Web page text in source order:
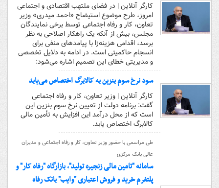
کارگر آنلاین | در فضای ملتهب اقتصادی و اجتماعی
امروز، طرح موضوع استیضاح «احمد میدری» وزیر
تعاون، کار و رفاه اجتماعی توسط برخی نمایندگان
مجلس، بیش از آنکه یک راهکار اصلاحی به نظر
برسد، اقدامی هزینه‌زا با پیامدهای منفی برای
انسجام حاکمیتی است. در ادامه به دلایل تخصصی
و مدیریتی خطای این تصمیم اشاره می‌شود:
سود نرخ سوم بنزین به کالابرگ اختصاص می‌یابد
کارگر آنلاین | وزیر تعاون، کار و رفاه اجتماعی
گفت: برنامه دولت از تعیین نرخ سوم بنزین این
است که از محل درآمد این افزایش به تأمین مالی
کالابرگ اختصاص یابد.
طی مراسمی با حضور وزیر تعاون، کار و رفاه اجتماعی و مدیران
عالی بانک مرکزی
سامانه "تامین مالی زنجیره تولید"، بازارگاه "رفاه کار" و
پلتفرم خرید و فروش اعتباری "وایب" بانک رفاه